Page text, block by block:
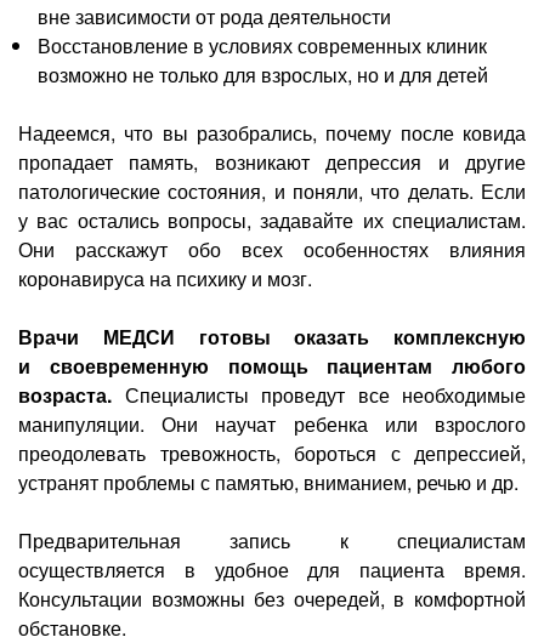
вне зависимости от рода деятельности
Восстановление в условиях современных клиник
возможно не только для взрослых, но и для детей
Надеемся, что вы разобрались, почему после ковида
пропадает память, возникают депрессия и другие
патологические состояния, и поняли, что делать. Если
у вас остались вопросы, задавайте их специалистам.
Они расскажут обо всех особенностях влияния
коронавируса на психику и мозг.
Врачи МЕДСИ готовы оказать комплексную
и своевременную помощь пациентам любого
возраста. Специалисты проведут все необходимые
манипуляции. Они научат ребенка или взрослого
преодолевать тревожность, бороться с депрессией,
устранят проблемы с памятью, вниманием, речью и др.
Предварительная запись к специалистам
осуществляется в удобное для пациента время.
Консультации возможны без очередей, в комфортной
обстановке.